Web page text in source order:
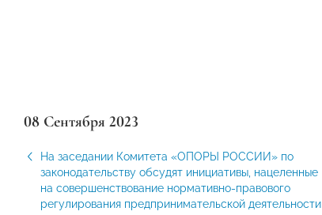
08 Сентября 2023
На заседании Комитета «ОПОРЫ РОССИИ» по
законодательству обсудят инициативы, нацеленные
на совершенствование нормативно-правового
регулирования предпринимательской деятельности